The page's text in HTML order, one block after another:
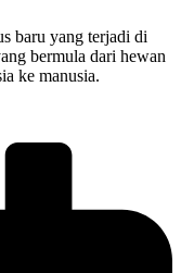
baru yang terjadi di
bermula dari hewan
ke manusia.